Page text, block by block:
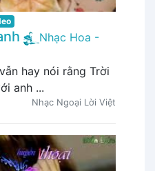
Nhạc Hoa -
hay nói rằng Trời
anh ...
Nhạc Ngoại Lời Việt